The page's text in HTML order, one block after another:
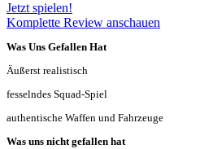
Jetzt spielen!
Komplette Review anschauen
Was Uns Gefallen Hat
Äußerst realistisch
fesselndes Squad-Spiel
authentische Waffen und Fahrzeuge
Was uns nicht gefallen hat